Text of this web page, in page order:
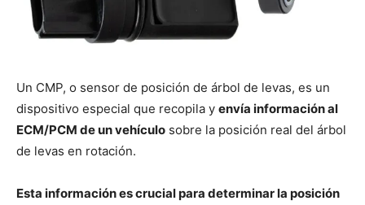
Un CMP, o sensor de posición de árbol de levas, es un
dispositivo especial que recopila y envía información al
ECM/PCM de un vehículo sobre la posición real del árbol
de levas en rotación.
Esta información es crucial para determinar la posición